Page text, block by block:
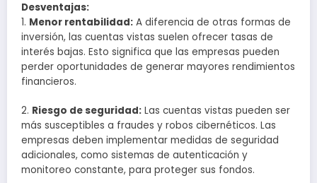
Desventajas:
1. Menor rentabilidad: A diferencia de otras formas de
inversión, las cuentas vistas suelen ofrecer tasas de
interés bajas. Esto significa que las empresas pueden
perder oportunidades de generar mayores rendimientos
financieros.
2. Riesgo de seguridad: Las cuentas vistas pueden ser
más susceptibles a fraudes y robos cibernéticos. Las
empresas deben implementar medidas de seguridad
adicionales, como sistemas de autenticación y
monitoreo constante, para proteger sus fondos.